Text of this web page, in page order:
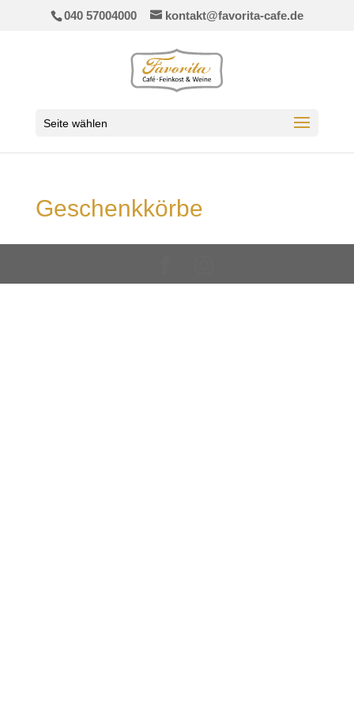
040 57004000 kontakt@favorita-cafe.de
Seite wählen
Geschenkkörbe